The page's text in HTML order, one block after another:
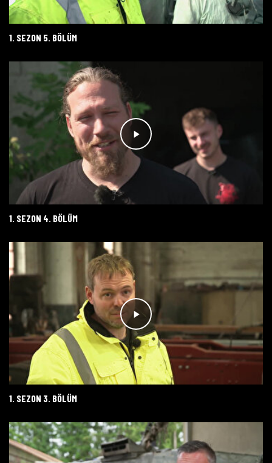
1. SEZON 5. BÖLÜM
1. SEZON 4. BÖLÜM
1. SEZON 3. BÖLÜM